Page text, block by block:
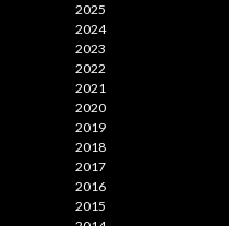
2025
2024
2023
2022
2021
2020
2019
2018
2017
2016
2015